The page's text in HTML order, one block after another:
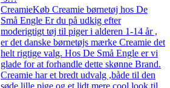
CreamieKøb Creamie børnetøj hos De
Små Engle Er du på udkig efter
moderigtigt tøj til piger i alderen 1-14 år ,
er det danske børnetøjs mærke Creamie det
helt rigtige valg. Hos De Små Engle er vi
glade for at forhandle dette skønne Brand.
Creamie har et bredt udvalg ,både til den
søde lille pige og et lidt mere cool look til